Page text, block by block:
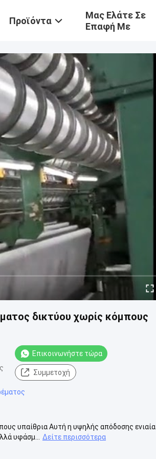
Προϊόντα
Μας Ελάτε Σε
Επαφή Με
δικτύου χωρίς κόμπους
Επικοινωνήστε τώρα
Συμμετοχή
υπαίθρια Αυτή η υψηλής απόδοσης ενιαία
υφάσμ...
Δείτε περισσότερα